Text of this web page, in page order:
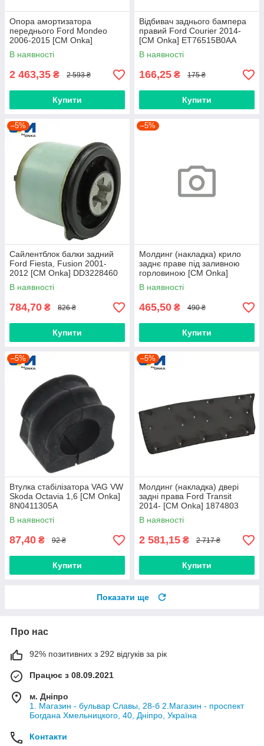
Опора амортизатора
переднього Ford Mondeo
2006-2015 [СМ Onka]
1761001S1
В наявності
2 463,35 ₴ 2 593 ₴
Купити
Відбивач заднього бампера
правий Ford Courier 2014-
[СМ Onka] ET76515B0AA
В наявності
166,25 ₴ 175 ₴
Купити
–5%
Сайлентблок балки задний
Ford Fiesta, Fusion 2001-
2012 [СМ Onka] DD3228460
В наявності
784,70 ₴ 826 ₴
Купити
–5%
Молдинг (накладка) крило
заднє праве під заливною
горловиною [CM Onka]
8547.K4
В наявності
465,50 ₴ 490 ₴
Купити
–5%
Втулка стабілізатора VAG VW
Skoda Octavia 1,6 [СМ Onka]
8N0411305A
В наявності
87,40 ₴ 92 ₴
Купити
–5%
Молдинг (накладка) двері
задні права Ford Transit
2014- [СМ Onka] 1874803
В наявності
2 581,15 ₴ 2 717 ₴
Купити
Показати ще
Про нас
92% позитивних з 292 відгуків за рік
Працює з 08.09.2021
м. Дніпро
1. Магазин - бульвар Славы, 28-б 2.Магазин - проспект
Богдана Хмельницкого, 40, Дніпро, Україна
Контакти